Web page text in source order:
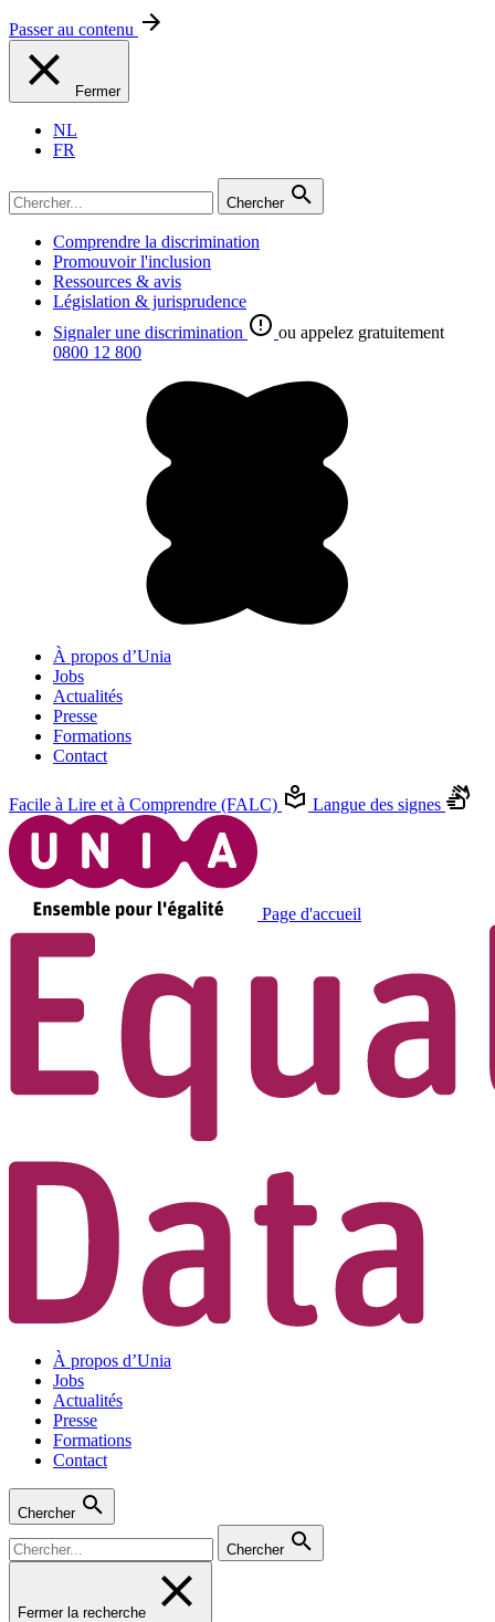
Passer au contenu
Fermer
NL
FR
Chercher
Comprendre la discrimination
Promouvoir l'inclusion
Ressources & avis
Législation & jurisprudence
Signaler une discrimination
ou appelez gratuitement
0800 12 800
À propos d’Unia
Jobs
Actualités
Presse
Formations
Contact
Facile à Lire et à Comprendre (FALC) Langue des signes
Page d'accueil
À propos d’Unia
Jobs
Actualités
Presse
Formations
Contact
Chercher
Chercher
Fermer la recherche